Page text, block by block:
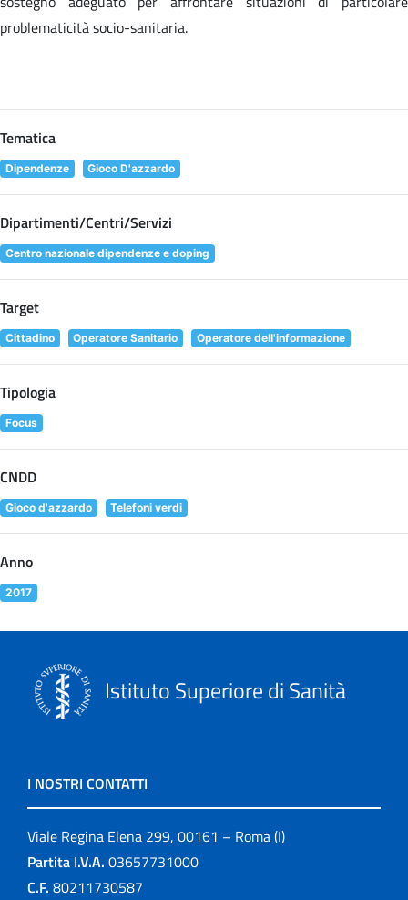
problematicità socio-sanitaria.
Tematica
Dipendenze Gioco D'azzardo
Dipartimenti/Centri/Servizi
Centro nazionale dipendenze e doping
Target
Cittadino Operatore Sanitario Operatore dell'informazione
Tipologia
Focus
CNDD
Gioco d'azzardo Telefoni verdi
Anno
2017
Istituto Superiore di Sanità
I NOSTRI CONTATTI
Viale Regina Elena 299, 00161 – Roma (I)
Partita I.V.A. 03657731000
C.F. 80211730587